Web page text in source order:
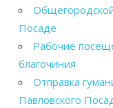
Посаде
Рабочие
благочиния
Отправка
Павловского